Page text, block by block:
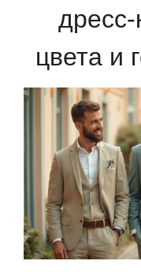
цвета и